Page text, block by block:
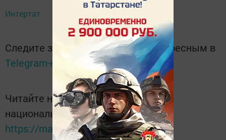
Интертат
Следите за самым важным и интересным в
Telegram-канале
Татмедиа
Читайте новости Татарстана в
национальном мессенджере MАХ:
https://max.ru/tatmedia